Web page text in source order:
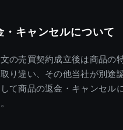
・キャンセルについて
の売買契約成立後は商品の
り違い、その他当社が別途
て商品の返金・キャンセル